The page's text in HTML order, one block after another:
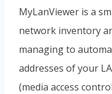
MyLanViewer is a
network inventory
managing to
addresses of your
(media access